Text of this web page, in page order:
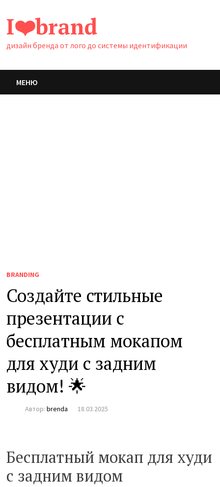
содержимому
I❤️brand
дизайн бренда от лого до системы идентификации
МЕНЮ
BRANDING
Создайте стильные
презентации с
бесплатным мокапом
для худи с задним
видом! 🌟
Автор:brenda 18.03.2025
Бесплатный мокап для худи
с задним видом